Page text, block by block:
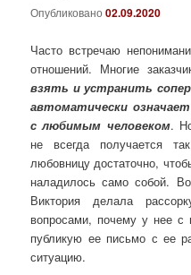
Опубликовано02.09.2020
Часто встречаю
отношений. Многие
взять и устранить
автоматически
с любимым человеком.
не всегда получается
любовницу достаточно,
наладилось само собой.
Виктория делала
вопросами, почему у нее
публикую ее письмо с ее
ситуацию.